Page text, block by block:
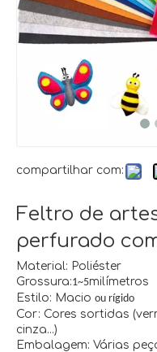
compartilhar com:
Feltro de
perfurado
Material: Poliéster
Grossura:1~5milímetros
Estilo: Macio ou rígido
Cor: Cores sortidas
cinza...)
Embalagem: Várias